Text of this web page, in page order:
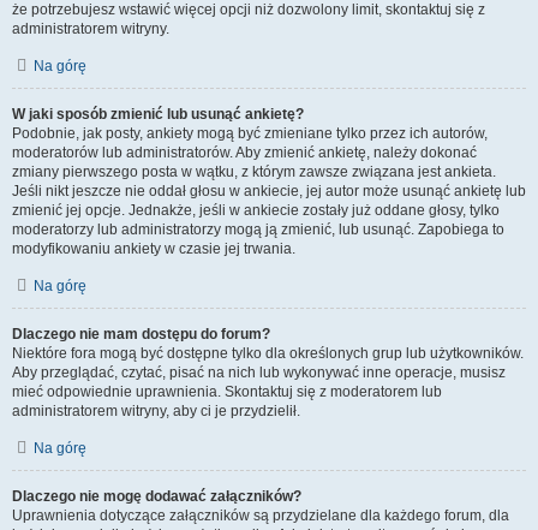
że potrzebujesz wstawić więcej opcji niż dozwolony limit, skontaktuj się z
administratorem witryny.
Na górę
W jaki sposób zmienić lub usunąć ankietę?
Podobnie, jak posty, ankiety mogą być zmieniane tylko przez ich autorów,
moderatorów lub administratorów. Aby zmienić ankietę, należy dokonać
zmiany pierwszego posta w wątku, z którym zawsze związana jest ankieta.
Jeśli nikt jeszcze nie oddał głosu w ankiecie, jej autor może usunąć ankietę lub
zmienić jej opcje. Jednakże, jeśli w ankiecie zostały już oddane głosy, tylko
moderatorzy lub administratorzy mogą ją zmienić, lub usunąć. Zapobiega to
modyfikowaniu ankiety w czasie jej trwania.
Na górę
Dlaczego nie mam dostępu do forum?
Niektóre fora mogą być dostępne tylko dla określonych grup lub użytkowników.
Aby przeglądać, czytać, pisać na nich lub wykonywać inne operacje, musisz
mieć odpowiednie uprawnienia. Skontaktuj się z moderatorem lub
administratorem witryny, aby ci je przydzielił.
Na górę
Dlaczego nie mogę dodawać załączników?
Uprawnienia dotyczące załączników są przydzielane dla każdego forum, dla